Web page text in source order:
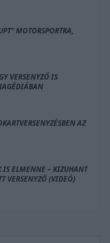
MOTORSPORTRA,
VERSENYZŐ IS
AZ
IS ELMENNE – KIZUHANT
VERSENYZŐ (VIDEÓ)